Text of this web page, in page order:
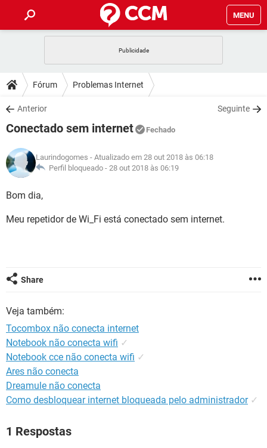
MENU
CELULAR FACEBOOK
OUTLOOK
INSTAGRAM GMAIL
GUIA DE COMPRAS
DICAS
JOGOS WHATSAPP
INSTAGRAM GMAIL
GUIA DE COMPRAS
DOWNLOADS
JOGOS WHATSAPP
CELULAR
OUTLOOK EXCEL
INSTAGRAM
JOGOS WHATSAPP
CELULAR
OUTLOOK
INSTAGRAM GMAIL
GLOSSÁRIO
JOGOS
GUIA DE COMPRAS
Fórum Problemas Internet
Anterior Seguinte
Conectado sem internet Fechado
Laurindogomes - Atualizado em 28 out 2018 às 06:18
Perfil bloqueado - 28 out 2018 às 06:19
Bom dia,
Meu repetidor de Wi_Fi está conectado sem internet.
Share
Veja também:
Tocombox não conecta internet
Notebook não conecta wifi ✓
Notebook cce não conecta wifi ✓
Ares não conecta
Dreamule não conecta
Como desbloquear internet bloqueada pelo administrador ✓
1 Respostas